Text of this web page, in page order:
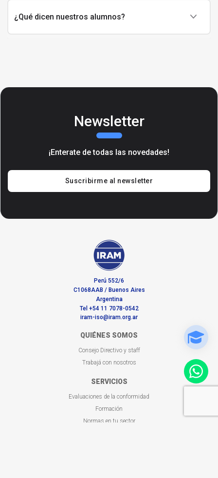
¿Qué dicen nuestros alumnos?
Newsletter
¡Enterate de todas las novedades!
Suscribirme al newsletter
Perú 552/6
C1068AAB / Buenos Aires
Argentina
Tel +54 11 7078-0542
iram-iso@iram.org.ar
QUIÉNES SOMOS
Consejo Directivo y staff
Trabajá con nosotros
SERVICIOS
Evaluaciones de la conformidad
Formación
Normas en tu sector